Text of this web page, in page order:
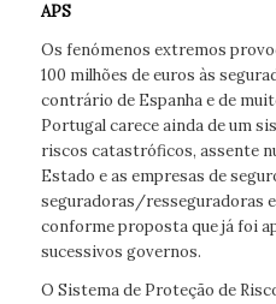
APS
Os fenómenos extremos
100 milhões de euros às
contrário de Espanha e de
Portugal carece ainda de um
riscos catastróficos, assente
Estado e as empresas de
seguradoras/resseguradoras
conforme proposta que já foi
sucessivos governos.
O Sistema de Proteção de